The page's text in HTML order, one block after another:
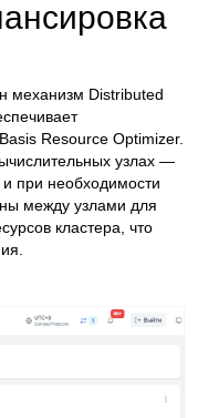
механизм Distributed
Resource Optimizer.
узлах —
при необходимости
между узлами для
кластера, что